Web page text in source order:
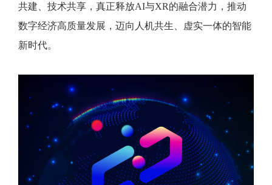
共建、技术共享，真正释放AI与XR的融合潜力，推动
数字经济高质量发展，迈向人机共生、虚实一体的智能
新时代。